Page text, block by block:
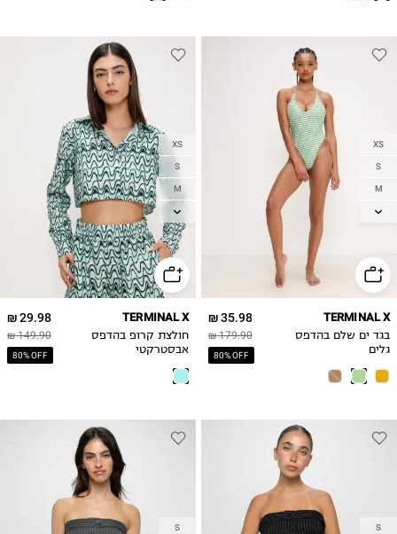
XS
S
M
L
35.98 ₪
179.90 ₪
80% OFF
TERMINAL X
בגד ים שלם בהדפס
גלים
XS
S
M
L
29.98 ₪
149.90 ₪
80% OFF
TERMINAL X
חולצת קרופ בהדפס
אבסטרקטי
S
S